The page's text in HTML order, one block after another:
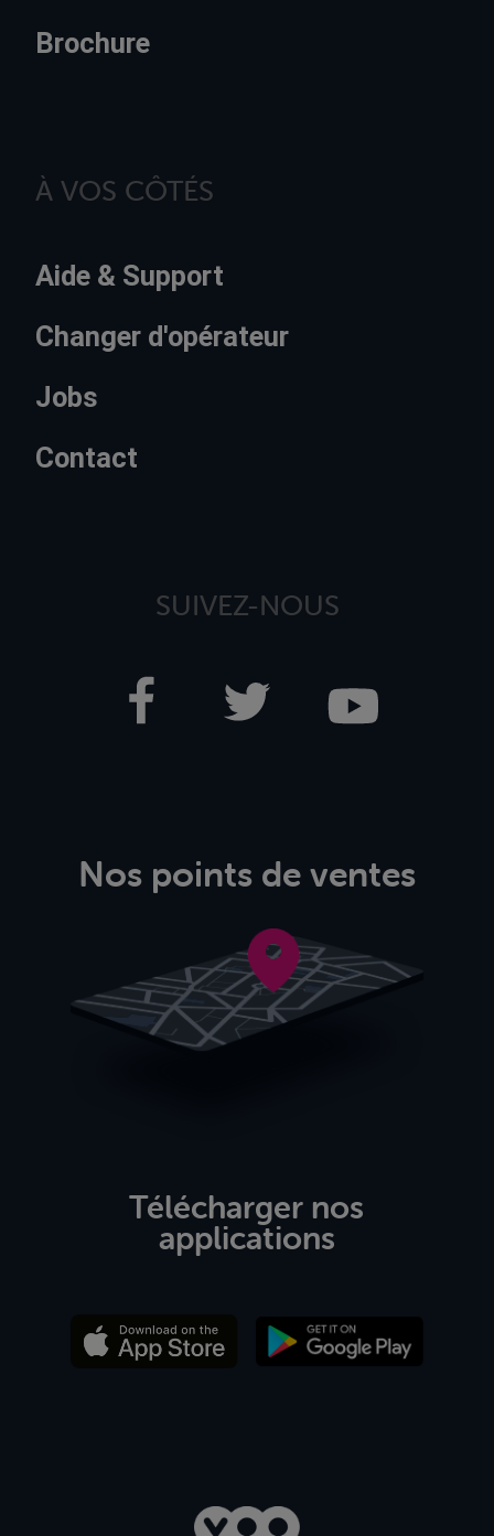
Brochure
À VOS CÔTÉS
Aide & Support
Changer d'opérateur
Jobs
Contact
SUIVEZ-NOUS
Nos points de ventes
Télécharger nos
applications